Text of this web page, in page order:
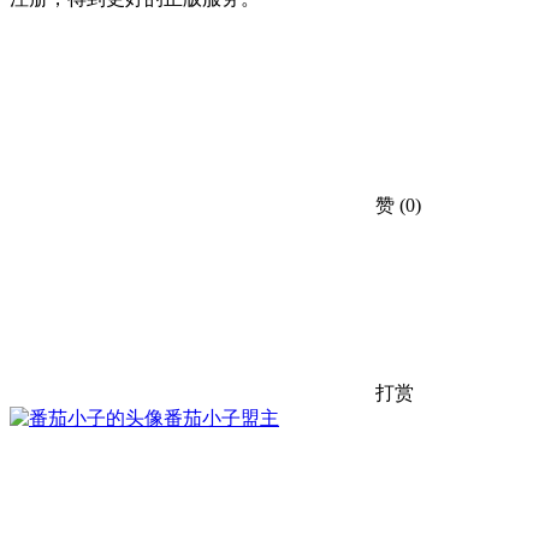
赞 (0)
打赏
番茄小子盟主